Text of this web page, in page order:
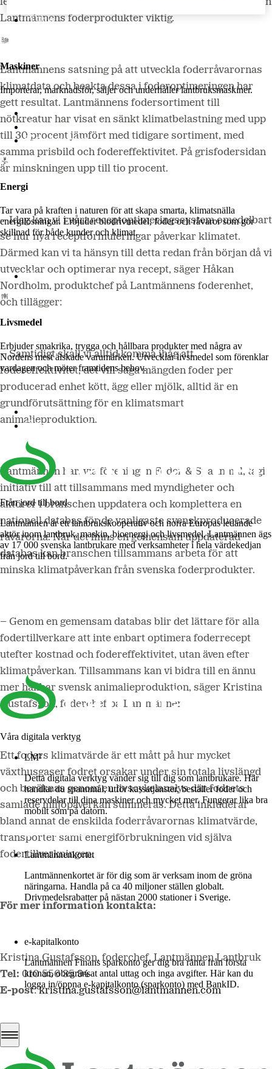
Odla
Maskiner
Importerar, marknadsför, säljer och underhåller lantbruksmaskiner.
Begagnatbörsen
Butik på nätet
Energi
Tar vara på kraften i naturen för att skapa smarta, klimatsnälla
energilösningar. Erbjuder biodrivmedel, foder och råvaror som gör
skillnad för både kunder och klimat.
Lantmännen Biorefineries
Livsmedel
Erbjuder smakrika, trygga och hållbara produkter med några av
Nordens mest älskade varumärken. Utvecklar livsmedel som förenklar
vardagen och möter framtidens behov.
Lantmännen Cerealia
Lantmännen Unibake
Från jord till bord
Lantmännen är ett lantbrukskooperativ och norra Europas ledande
aktör inom lantbruk, maskin, bioenergi och livsmedel. Lantmännen ägs
av 17 000 svenska lantbrukare med verksamheter i hela värdekedjan
från jord till bord.
Våra digitala verktyg
LM²
Detta digitala verktyg vänder sig till dig som lantbrukare. Här
handlar du spannmål, utför kassatjänster, beställer foder och
reservdelar till dina maskiner och mycket mer. Fungerar lika bra
mobilt som på datorn.
Mer om LM2
Lantmännenkortet
Lantmännenkortet är för dig som är verksam inom de gröna
näringarna. Handla på ca 40 miljoner ställen globalt.
Drivmedelsrabatter på nästan 2000 stationer i Sverige.
e-kapitalkonto
Lantmännen Finans sparkonto ger dig bra ränta från första
kronan, obegränsat antal uttag och inga avgifter. Här kan du
logga in/öppna e-kapitalkonto (sparkonto) med BankID.
Lantmännens foderprodukter viktig.
Lantmännens satsning på att utveckla foderråvarornas
klimatdata och beakta dessa i foderoptimeringen har
gett resultat. Lantmännens fodersortiment till
nötkreatur har visat en sänkt klimatbelastning med upp
till 30 procent jämfört med tidigare sortiment, med
samma prisbild och fodereffektivitet. På grisfodersidan
är minskningen upp till tio procent.
– Idag kan vi i vårt receptoptimeringssystem omedelbart
se hur nya receptformuleringar påverkar klimatet.
Därmed kan vi ta hänsyn till detta redan från början då vi
utvecklar och optimerar nya recept, säger Håkan
Nordholm, produktchef på Lantmännens foderenhet,
och tillägger:
– Samtidigt skall vi alltid komma ihåg att
fodereffektivitet, det vill säga mängden foder per
producerad enhet kött, ägg eller mjölk, alltid är en
grundförutsättning för en klimatsmart
animalieproduktion.
Lantmännen har, via föreningen Foder & Spannmål, tagit
initiativ till att tillsammans med myndigheter och
aktörer i branschen uppdatera och komplettera en
nationell databas för de vanligaste svenskproducerade
råvarorna. När det finns en gemensam uppdaterad
databas kan branschen tillsammans arbeta för att
minska klimatpåverkan från svenska foderprodukter.
– Genom en gemensam databas blir det lättare för alla
fodertillverkare att inte enbart optimera foderrecept
utefter kostnad och fodereffektivitet, utan även efter
klimatpåverkan. Tillsammans kan vi bidra till en ännu
mer hållbar svensk animalieproduktion, säger Kristina
Gustafsson, foderchef på Lantmännen.
Ett foders klimatvärde är ett mått på hur mycket
växthusgaser fodret orsakar under sin totala livslängd
och beräknas genom en livscykelanalys där fodrets
samlade miljöpåverkan summeras. Detta inkluderar
bland annat de enskilda foderråvarornas klimatvärde,
transporter samt energiförbrukningen vid själva
fodertillverkningen.
För mer information kontakta:
Kristina Gustafsson, foderchef, Lantmännen Lantbruk
Tel: 010 556 35 94
E-post:kristina.gustafsson@lantmannen.com
Lantmännen Lantbruk